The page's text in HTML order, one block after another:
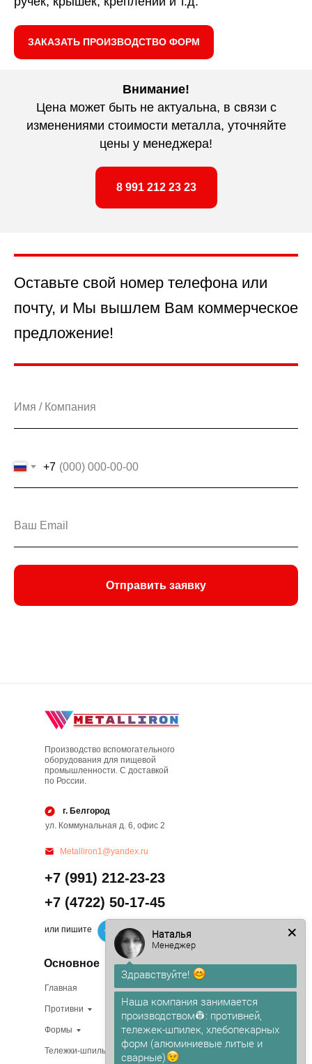
ЗАКАЗАТЬ ПРОИЗВОДСТВО ФОРМ
Внимание!
Цена может быть не актуальна, в связи с
изменениями стоимости металла, уточняйте
цены у менеджера!
8 991 212 23 23
Оставьте свой номер телефона или
почту, и Мы вышлем Вам коммерческое
предложение!
+7
Отправить заявку
Производство вспомогательного
оборудования для пищевой
промышленности. С доставкой
по России.
г. Белгород
ул. Коммунальная д. 6, офис 2
+7 (991) 212-23-23
Metalliron1@yandex.ru
Основное
Главная
О компании
Противни
Доставка
Тележки-шпильки
Изготовление на заказ
или пишите
+7 (4722) 50-17-45
Формы
Наталья
Менеджер
Здравствуйте!
Наша компания занимается
производством👷: противней,
тележек-шпилек, хлебопекарных
форм (алюминиевые литые и
сварные)